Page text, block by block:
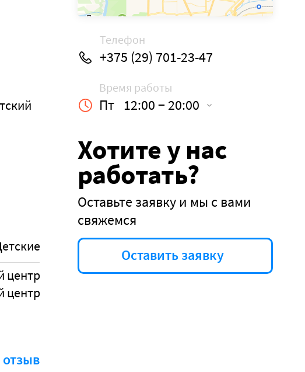
центр
центр
отзыв
Телефон
+375 (29) 701-23-47
Время работы
Пт 12:00 − 20:00
Хотите у нас
работать?
Оставьте заявку и мы с вами
свяжемся
Оставить заявку